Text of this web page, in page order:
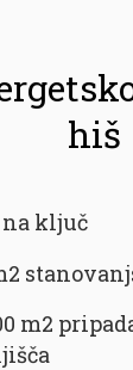
hiš
ključ
m2